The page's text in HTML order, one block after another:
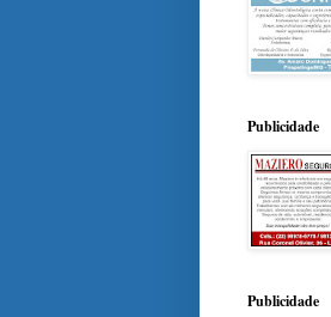
Publicidade
Publicidade